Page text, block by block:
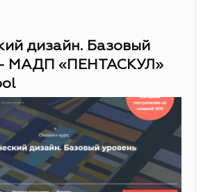
дизайн. Базовый
МАДП «ПЕНТАСКУЛ»